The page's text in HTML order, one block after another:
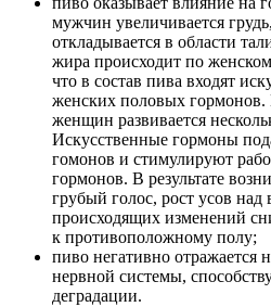
мужчин увеличивается
откладывается в области
жира происходит по
что в состав пива входят
женских половых
женщин развивается
Искусственные гормоны
гомонов и стимулируют
гормонов. В результате
грубый голос, рост усов
происходящих изменений
к противоположному полу;
пиво негативно отражается
нервной системы,
деградации.